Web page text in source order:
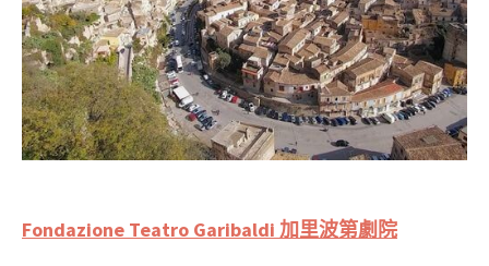
Fondazione Teatro Garibaldi 加里波第劇院